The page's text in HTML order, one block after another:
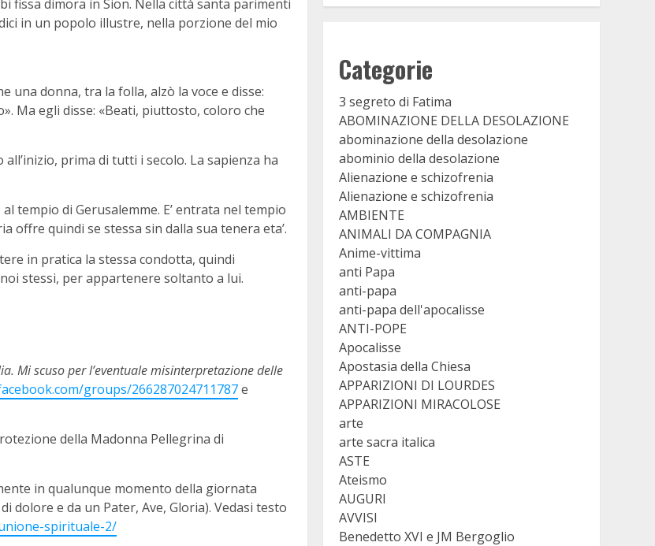
fissa dimora in Sion. Nella città santa parimenti
in un popolo illustre, nella porzione del mio
una donna, tra la folla, alzò la voce e disse:
Ma egli disse: «Beati, piuttosto, coloro che
prima di tutti i secolo. La sapienza ha
tempio di Gerusalemme. E’ entrata nel tempio
offre quindi se stessa sin dalla sua tenera eta’.
in pratica la stessa condotta, quindi
stessi, per appartenere soltanto a lui.
Mi scuso per l’eventuale misinterpretazione delle
groups/266287024711787e
della Madonna Pellegrina di
in qualunque momento della giornata
dolore e da un Pater, Ave, Gloria). Vedasi testo
spirituale-2/
Categorie
3 segreto di Fatima
ABOMINAZIONE DELLA DESOLAZIONE
abominazione della desolazione
abominio della desolazione
Alienazione e schizofrenia
Alienazione e schizofrenia
AMBIENTE
ANIMALI DA COMPAGNIA
Anime-vittima
anti Papa
anti-papa
anti-papa dell'apocalisse
ANTI-POPE
Apocalisse
Apostasia della Chiesa
APPARIZIONI DI LOURDES
APPARIZIONI MIRACOLOSE
arte
arte sacra italica
ASTE
Ateismo
AUGURI
AVVISI
Benedetto XVI e JM Bergoglio